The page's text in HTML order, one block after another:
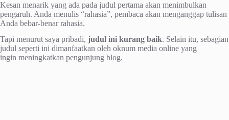
Kesan menarik yang ada pada judul pertama akan menimbulkan
pengaruh. Anda menulis “rahasia”, pembaca akan menganggap tulisan
Anda bebar-benar rahasia.
Tapi menurut saya pribadi, judul ini kurang baik. Selain itu, sebagian
judul seperti ini dimanfaatkan oleh oknum media online yang
ingin meningkatkan pengunjung blog.